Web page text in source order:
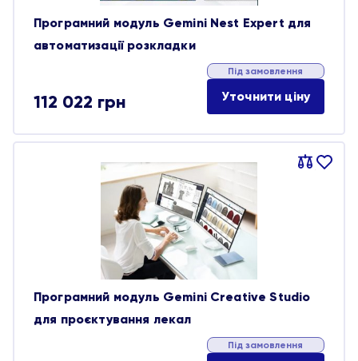
Програмний модуль Gemini Nest Expert для
автоматизації розкладки
112 022 грн
Під замовлення
Уточнити ціну
Порівняти
В
Програмний модуль Gemini Creative Studio
для проєктування лекал
Під замовлення